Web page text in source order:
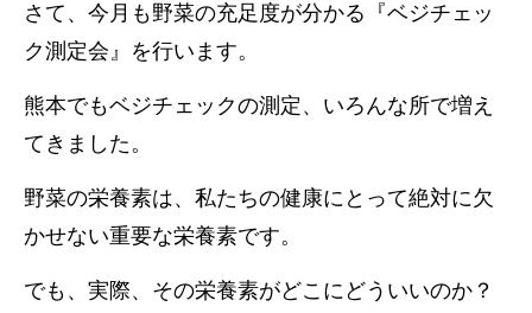
さて、今月も野菜の充足度が分かる『ベジチェッ
ク測定会』を行います。
熊本でもベジチェックの測定、いろんな所で増え
てきました。
野菜の栄養素は、私たちの健康にとって絶対に欠
かせない重要な栄養素です。
でも、実際、その栄養素がどこにどういいのか？